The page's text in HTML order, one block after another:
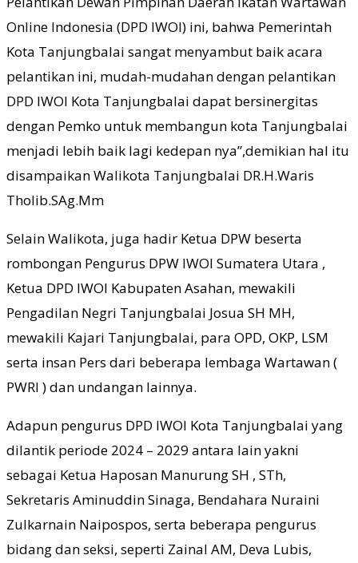
Online Indonesia (DPD IWOI) ini, bahwa Pemerintah
Kota Tanjungbalai sangat menyambut baik acara
pelantikan ini, mudah-mudahan dengan pelantikan
DPD IWOI Kota Tanjungbalai dapat bersinergitas
dengan Pemko untuk membangun kota Tanjungbalai
menjadi lebih baik lagi kedepan nya”,demikian hal itu
disampaikan Walikota Tanjungbalai DR.H.Waris
Tholib.SAg.Mm
Selain Walikota, juga hadir Ketua DPW beserta
rombongan Pengurus DPW IWOI Sumatera Utara ,
Ketua DPD IWOI Kabupaten Asahan, mewakili
Pengadilan Negri Tanjungbalai Josua SH MH,
mewakili Kajari Tanjungbalai, para OPD, OKP, LSM
serta insan Pers dari beberapa lembaga Wartawan (
PWRI ) dan undangan lainnya.
Adapun pengurus DPD IWOI Kota Tanjungbalai yang
dilantik periode 2024 – 2029 antara lain yakni
sebagai Ketua Haposan Manurung SH , STh,
Sekretaris Aminuddin Sinaga, Bendahara Nuraini
Zulkarnain Naipospos, serta beberapa pengurus
bidang dan seksi, seperti Zainal AM, Deva Lubis,